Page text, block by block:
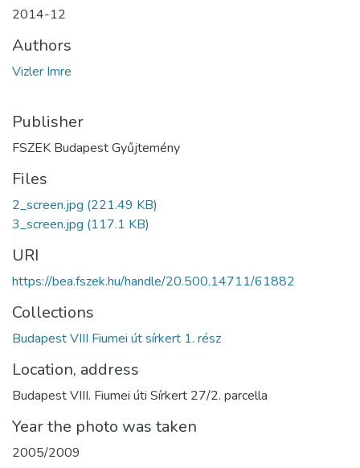
2014-12
Authors
Vizler Imre
Publisher
FSZEK Budapest Gyűjtemény
Files
2_screen.jpg (221.49 KB)
3_screen.jpg (117.1 KB)
URI
https://bea.fszek.hu/handle/20.500.14711/61882
Collections
Budapest VIII Fiumei út sírkert 1. rész
Location, address
Budapest VIII. Fiumei úti Sírkert 27/2. parcella
Year the photo was taken
2005/2009